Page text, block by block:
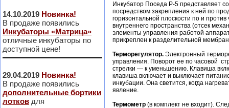
14.10.2019 Новинка!
В продаже появились
Инкубаторы «Матрица»
отличные инкубаторы по
доступной цене!
29.04.2019 Новинка!
В продаже появились
дополнительные бортики
лотков для
Инкубатор Поседа Р-5 представляет
посредством закрепления к ней по
горизонтальной плоскости по и
внутреннего пространства (отсек
элементы управления работой
прикреплен к разделительной
Терморегулятор. Электронный
управления. Поворот ее по часовой
стрелки — к уменьшению. Клавиша
клавиша включает и выключает
инкубации. Она светится, когда
явление.
Термометр (в комплект не входит).